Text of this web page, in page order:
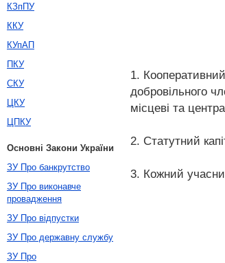
1.
добровільного
місцеві та
2. Статутний
3. Кожний
КЗпПУ
ККУ
КУпАП
ПКУ
СКУ
ЦКУ
ЦПКУ
Основні Закони України
ЗУ Про банкрутство
ЗУ Про виконавче
провадження
ЗУ Про відпустки
ЗУ Про державну службу
ЗУ Про